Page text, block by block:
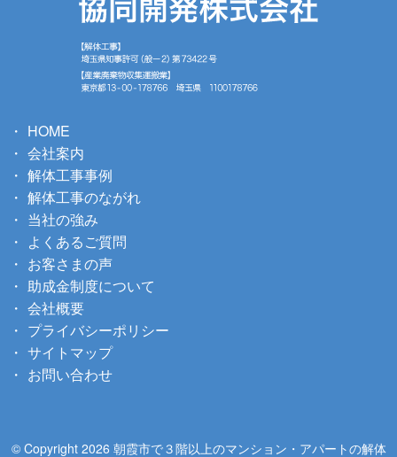
HOME
会社案内
解体工事事例
解体工事のながれ
当社の強み
よくあるご質問
お客さまの声
助成金制度について
会社概要
プライバシーポリシー
サイトマップ
お問い合わせ
© Copyright 2026 朝霞市で３階以上のマンション・アパートの解体